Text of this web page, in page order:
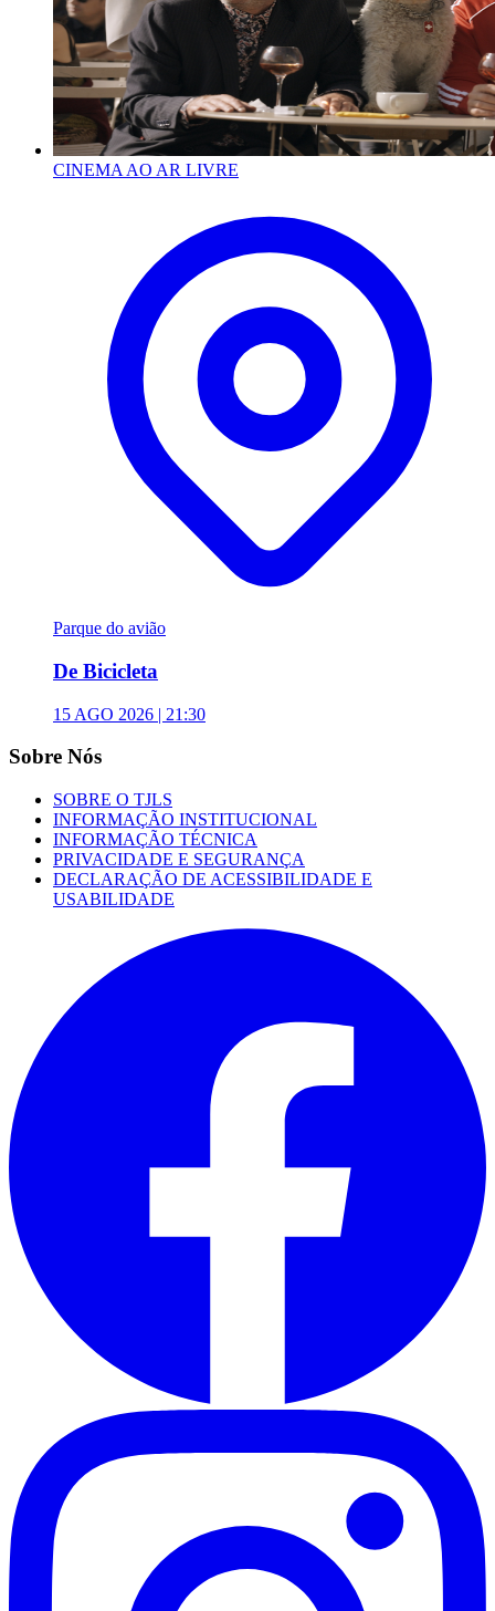
CINEMA AO AR LIVRE
Parque do avião
De Bicicleta
15 AGO 2026 | 21:30
Sobre Nós
SOBRE O TJLS
INFORMAÇÃO INSTITUCIONAL
INFORMAÇÃO TÉCNICA
PRIVACIDADE E SEGURANÇA
DECLARAÇÃO DE ACESSIBILIDADE E
USABILIDADE